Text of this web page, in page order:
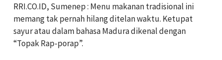
RRI.CO.ID, Sumenep : Menu makanan tradisional ini
memang tak pernah hilang ditelan waktu. Ketupat
sayur atau dalam bahasa Madura dikenal dengan
“Topak Rap-porap”.